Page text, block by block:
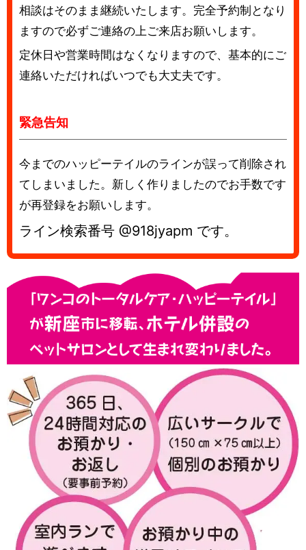
相談はそのまま継続いたします。完全予約制となり
ますので必ずご連絡の上ご来店お願いします。
定休日や営業時間はなくなりますので、基本的にご
連絡いただければいつでも大丈夫です。
緊急告知
今までのハッピーテイルのラインが誤って削除され
てしまいました。新しく作りましたのでお手数です
が再登録をお願いします。
ライン検索番号 @918jyapm です。